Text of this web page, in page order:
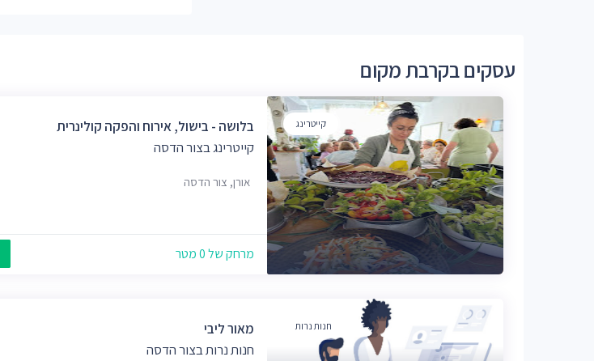
עסקים בקרבת מקום
קייטרינג
בלושה - בישול, אירוח והפקה קולינרית
קייטרינג בצור הדסה
אורן, צור הדסה
מרחק של 0 מטר
חנות נרות
מאור ליבי
חנות נרות בצור הדסה